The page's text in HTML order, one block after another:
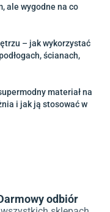
ale wygodne na co
– jak wykorzystać
ścianach,
materiał na
i jak ją stosować w
odbiór